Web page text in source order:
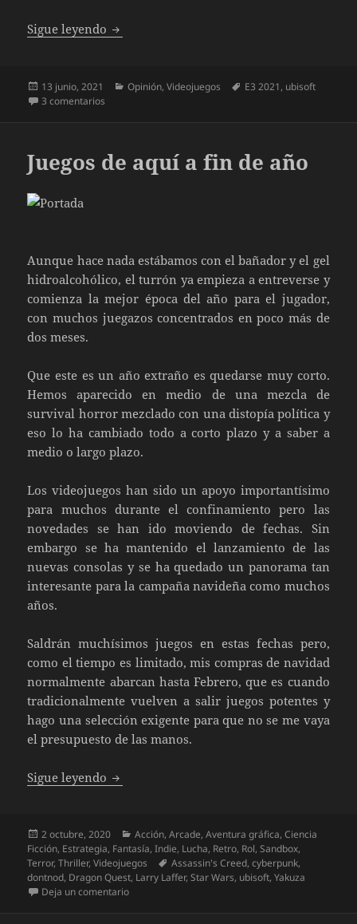
Sigue leyendo Impresiones primer día del E3
Publicado
el
13 junio, 2021 Categorías
Opinión,Videojuegos Etiquetas
E3 2021, ubisoft
3 comentarios
Juegos de aquí a fin de año
Aunque hace nada estábamos con el bañador y el gel
hidroalcohólico, el turrón ya empieza a entreverse y
comienza la mejor época del año para el jugador,
con muchos juegazos concentrados en poco más de
dos meses.
Que este es un año extraño es quedarse muy corto.
Hemos aparecido en medio de una mezcla de
survival horror mezclado con una distopía política y
eso lo ha cambiado todo a corto plazo y a saber a
medio o largo plazo.
Los videojuegos han sido un apoyo importantísimo
para muchos durante el confinamiento pero las
novedades se han ido moviendo de fechas. Sin
embargo se ha mantenido el lanzamiento de las
nuevas consolas y se ha quedado un panorama tan
interesante para la campaña navideña como muchos
años.
Saldrán muchísimos juegos en estas fechas pero,
como el tiempo es limitado, mis compras de navidad
normalmente abarcan hasta Febrero, que es cuando
tradicionalmente vuelven a salir juegos potentes y
hago una selección exigente para que no se me vaya
el presupuesto de las manos.
Sigue leyendo Juegos de aquí a fin de año
Publicado
el
2 octubre, 2020 Categorías
Acción,Arcade,Aventura gráfica,Ciencia
Ficción, Estrategia, Fantasía,Indie, Lucha, Retro, Rol,Sandbox,
Terror,Thriller,Videojuegos Etiquetas
Assassin's Creed,cyberpunk,
dontnod, Dragon Quest, Larry Laffer,Star Wars, ubisoft,Yakuza
Deja un comentarioen Juegos de aquí a fin de año